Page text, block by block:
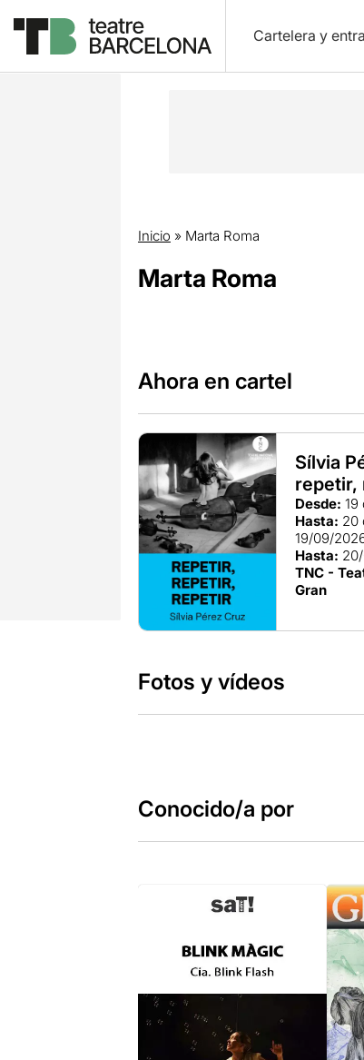
Cartelera y
Inicio » Marta Roma
Marta Roma
Ahora en cartel
Sílvia
repetir,
Desde: 19
Hasta: 20
19/09/
Hasta:
TNC -
Gran
Fotos y vídeos
Conocido/a por